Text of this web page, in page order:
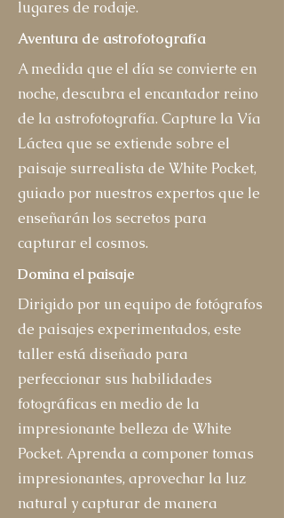
lugares de rodaje.
Aventura de astrofotografía
A medida que el día se convierte en
noche, descubra el encantador reino
de la astrofotografía. Capture la Vía
Láctea que se extiende sobre el
paisaje surrealista de White Pocket,
guiado por nuestros expertos que le
enseñarán los secretos para
capturar el cosmos.
Domina el paisaje
Dirigido por un equipo de fotógrafos
de paisajes experimentados, este
taller está diseñado para
perfeccionar sus habilidades
fotográficas en medio de la
impresionante belleza de White
Pocket. Aprenda a componer tomas
impresionantes, aprovechar la luz
natural y capturar de manera